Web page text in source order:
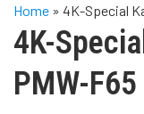
Home » 4K-Special
4K-
PMW-F65